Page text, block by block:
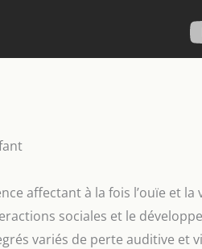
affectant à la fois l’ouïe et
sociales et le
variés de perte auditive et